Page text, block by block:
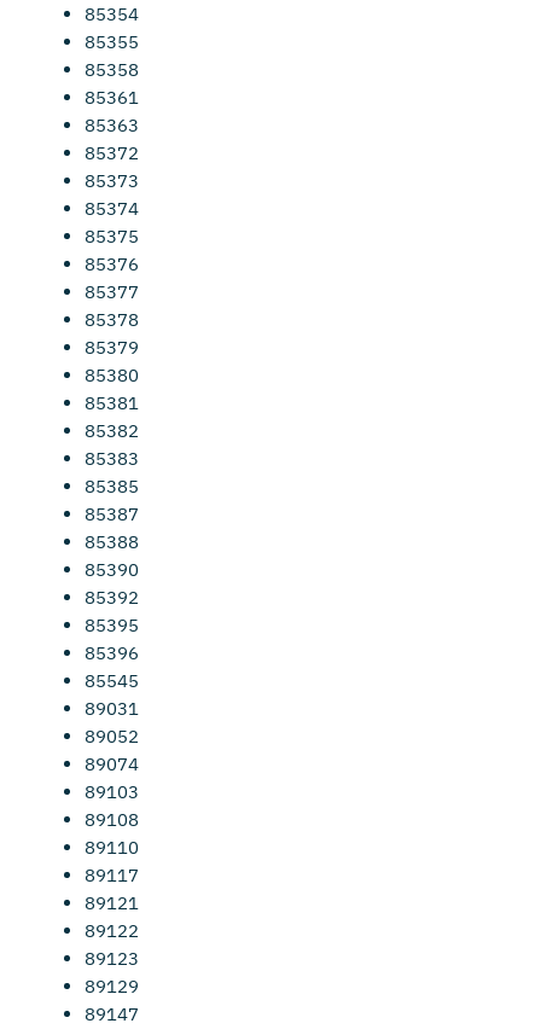
85354
85355
85358
85361
85363
85372
85373
85374
85375
85376
85377
85378
85379
85380
85381
85382
85383
85385
85387
85388
85390
85392
85395
85396
85545
89031
89052
89074
89103
89108
89110
89117
89121
89122
89123
89129
89147